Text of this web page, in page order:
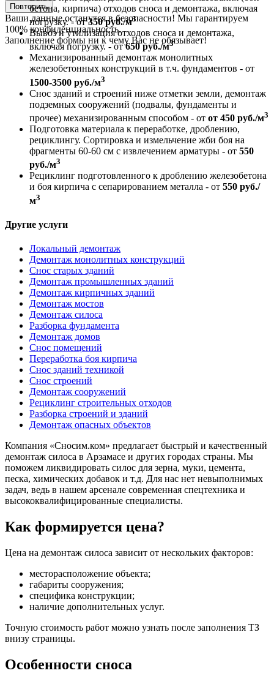
Повторить
Ваши данные останутся в безопасности! Мы гарантируем
100% конфиденциальность.
Заполнение формы ни к чему Вас не обязывает!
бетона, кирпича) отходов сноса и демонтажа, включая
погрузку. - от350 руб./м3
Вывоз и утилизация отходов сноса и демонтажа,
включая погрузку. - от650 руб./м3
Механизированный демонтаж монолитных
железобетонных конструкций в т.ч. фундаментов - от
1500-3500 руб./м3
Снос зданий и строений ниже отметки земли, демонтаж
подземных сооружений (подвалы, фундаменты и
прочее) механизированным способом - от от 450 руб./м3
Подготовка материала к переработке, дроблению,
рециклингу. Сортировка и измельчение жби боя на
фрагменты 60-60 см с извлечением арматуры - от 550
руб./м3
Рециклинг подготовленного к дроблению железобетона
и боя кирпича с сепарированием металла - от 550 руб./
м3
Другие услуги
Локальный демонтаж
Демонтаж монолитных конструкций
Снос старых зданий
Демонтаж промышленных зданий
Демонтаж кирпичных зданий
Демонтаж мостов
Демонтаж силоса
Разборка фундамента
Демонтаж домов
Снос помещений
Переработка боя кирпича
Снос зданий техникой
Снос строений
Демонтаж сооружений
Рециклинг строительных отходов
Разборка строений и зданий
Демонтаж опасных объектов
Компания «Сносим.ком» предлагает быстрый и качественный
демонтаж силоса в Арзамасе и других городах страны. Мы
поможем ликвидировать силос для зерна, муки, цемента,
песка, химических добавок и т.д. Для нас нет невыполнимых
задач, ведь в нашем арсенале современная спецтехника и
высококвалифицированные специалисты.
Как формируется цена?
Цена на демонтаж силоса зависит от нескольких факторов:
месторасположение объекта;
габариты сооружения;
специфика конструкции;
наличие дополнительных услуг.
Точную стоимость работ можно узнать после заполнения ТЗ
внизу страницы.
Особенности сноса